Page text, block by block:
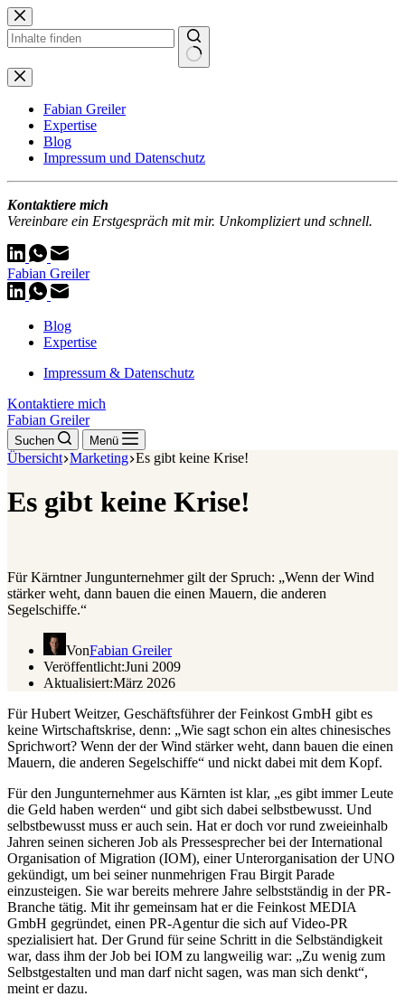
Zum
Inhalt
springen
Keine
Ergebnisse
Fabian Greiler
Expertise
Blog
Impressum und Datenschutz
Kontaktiere mich
Vereinbare ein Erstgespräch mit mir. Unkompliziert und schnell.
Fabian Greiler
Blog
Expertise
Impressum & Datenschutz
Kontaktiere mich
Fabian Greiler
Suchen Menü
Übersicht Marketing Es gibt keine Krise!
Es gibt keine Krise!
Für Kärntner Jungunternehmer gilt der Spruch: „Wenn der Wind
stärker weht, dann bauen die einen Mauern, die anderen
Segelschiffe.“
VonFabian Greiler
Veröffentlicht:Juni 2009
Aktualisiert:März 2026
Für Hubert Weitzer, Geschäftsführer der Feinkost GmbH gibt es
keine Wirtschaftskrise, denn: „Wie sagt schon ein altes chinesisches
Sprichwort? Wenn der der Wind stärker weht, dann bauen die einen
Mauern, die anderen Segelschiffe“ und nickt dabei mit dem Kopf.
Für den Jungunternehmer aus Kärnten ist klar, „es gibt immer Leute
die Geld haben werden“ und gibt sich dabei selbstbewusst. Und
selbstbewusst muss er auch sein. Hat er doch vor rund zweieinhalb
Jahren seinen sicheren Job als Pressesprecher bei der International
Organisation of Migration (IOM), einer Unterorganisation der UNO
gekündigt, um bei seiner nunmehrigen Frau Birgit Parade
einzusteigen. Sie war bereits mehrere Jahre selbstständig in der PR-
Branche tätig. Mit ihr gemeinsam hat er die Feinkost MEDIA
GmbH gegründet, einen PR-Agentur die sich auf Video-PR
spezialisiert hat. Der Grund für seine Schritt in die Selbständigkeit
war, dass ihm der Job bei IOM zu langweilig war: „Zu wenig zum
Selbstgestalten und man darf nicht sagen, was man sich denkt“,
meint er dazu.